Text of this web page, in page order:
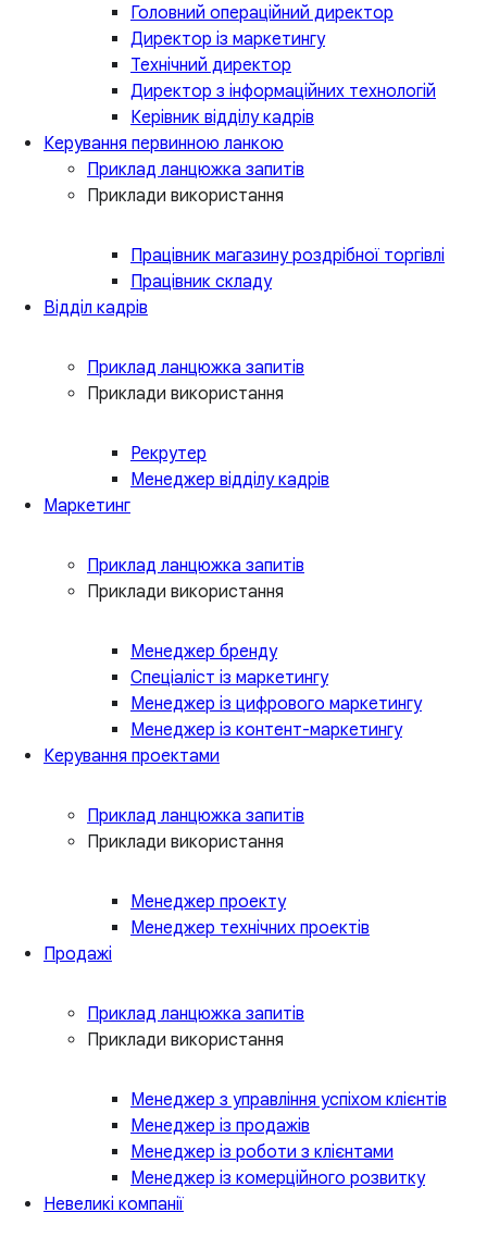
Головний операційний директор
Директор із маркетингу
Технічний директор
Директор з інформаційних технологій
Керівник відділу кадрів
Керування первинною ланкою
Приклад ланцюжка запитів
Приклади використання
Працівник магазину роздрібної торгівлі
Працівник складу
Відділ кадрів
Приклад ланцюжка запитів
Приклади використання
Рекрутер
Менеджер відділу кадрів
Маркетинг
Приклад ланцюжка запитів
Приклади використання
Менеджер бренду
Спеціаліст із маркетингу
Менеджер із цифрового маркетингу
Менеджер із контент-маркетингу
Керування проектами
Приклад ланцюжка запитів
Приклади використання
Менеджер проекту
Менеджер технічних проектів
Продажі
Приклад ланцюжка запитів
Приклади використання
Менеджер з управління успіхом клієнтів
Менеджер із продажів
Менеджер із роботи з клієнтами
Менеджер із комерційного розвитку
Невеликі компанії